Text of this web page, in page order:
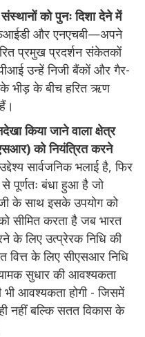
को पुनः दिशा देने में
और एनएचबी—अपने
प्रमुख प्रदर्शन संकेतकों
उन्हें निजी बैंकों और गैर-
के भीड़ के बीच हरित ऋण
किया जाने वाला क्षेत्र
को नियंत्रित करने
सार्वजनिक भलाई है, फिर
पूर्णतः बंधा हुआ है जो
के साथ इसके उपयोग को
सीमित करता है जब भारत
के लिए उत्प्रेरक निधि की
वित्त के लिए सीएसआर निधि
सुधार की आवश्यकता
भी आवश्यकता होगी - जिसमें
नहीं बल्कि सतत विकास के